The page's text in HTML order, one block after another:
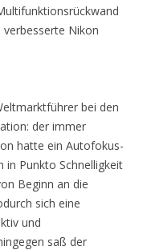
Nikon
bei den
der immer
hatte ein Autofokus-
in Punkto Schnelligkeit
Beginn an die
sich eine
und
saß der